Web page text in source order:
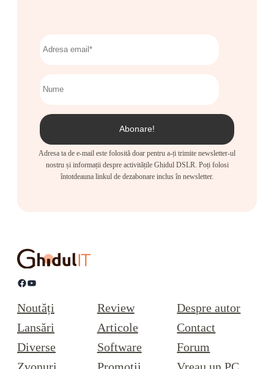
Adresa ta de e-mail este folosită doar pentru a-ți trimite newsletter-ul
nostru și informații despre activitățile Ghidul DSLR. Poți folosi
întotdeauna linkul de dezabonare inclus în newsletter.
Facebook YouTube
Noutăți
Lansări
Diverse
Review
Articole
Software
Despre autor
Contact
Forum